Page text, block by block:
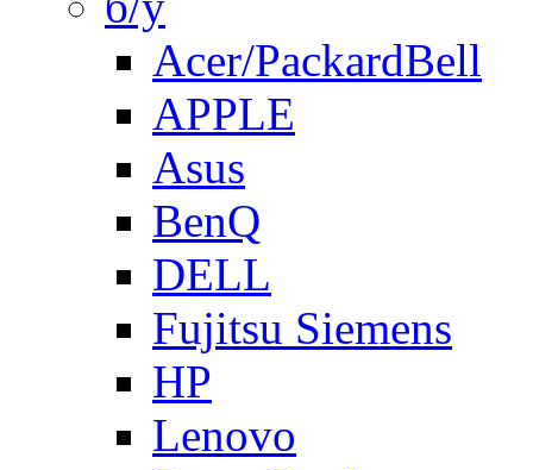
Acer/PackardBell
APPLE
Asus
BenQ
DELL
Fujitsu Siemens
HP
Lenovo